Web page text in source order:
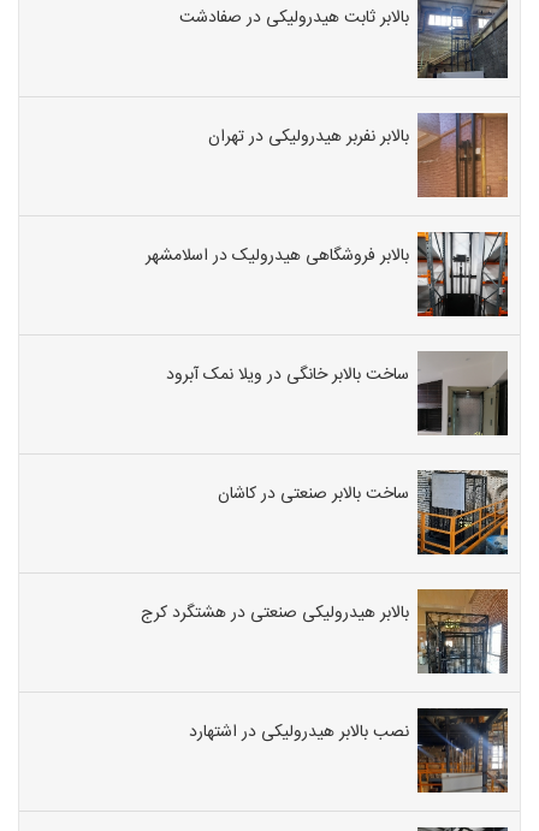
بالابر ثابت هیدرولیکی در صفادشت
بالابر نفربر هیدرولیکی در تهران
بالابر فروشگاهی هیدرولیک در اسلامشهر
ساخت بالابر خانگی در ویلا نمک آبرود
ساخت بالابر صنعتی در کاشان
بالابر هیدرولیکی صنعتی در هشتگرد کرج
نصب بالابر هیدرولیکی در اشتهارد